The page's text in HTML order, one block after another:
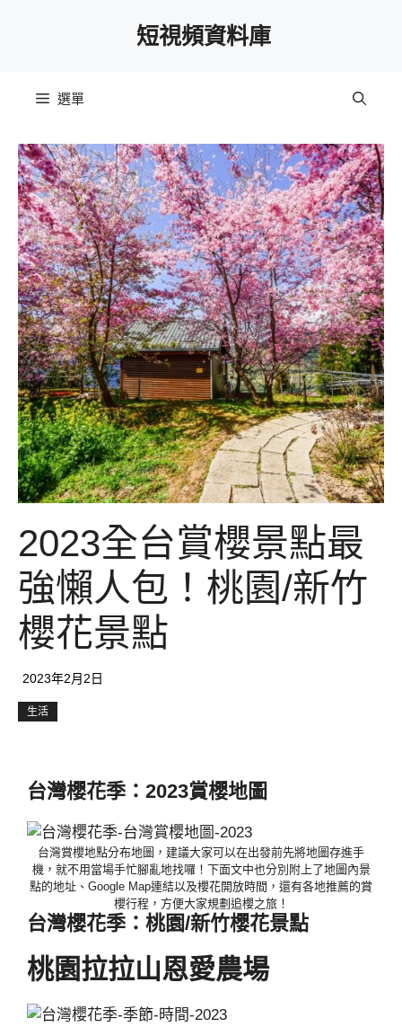
短視頻資料庫
選單
2023全台賞櫻景點最
強懶人包！桃園/新竹
櫻花景點
2023年2月2日
生活
台灣櫻花季：2023賞櫻地圖
台灣賞櫻地點分布地圖，建議大家可以在出發前先將地圖存進手
機，就不用當場手忙腳亂地找囉！下面文中也分別附上了地圖內景
點的地址、Google Map連結以及櫻花開放時間，還有各地推薦的賞
櫻行程，方便大家規劃追櫻之旅！
台灣櫻花季：桃園/新竹櫻花景點
桃園拉拉山恩愛農場